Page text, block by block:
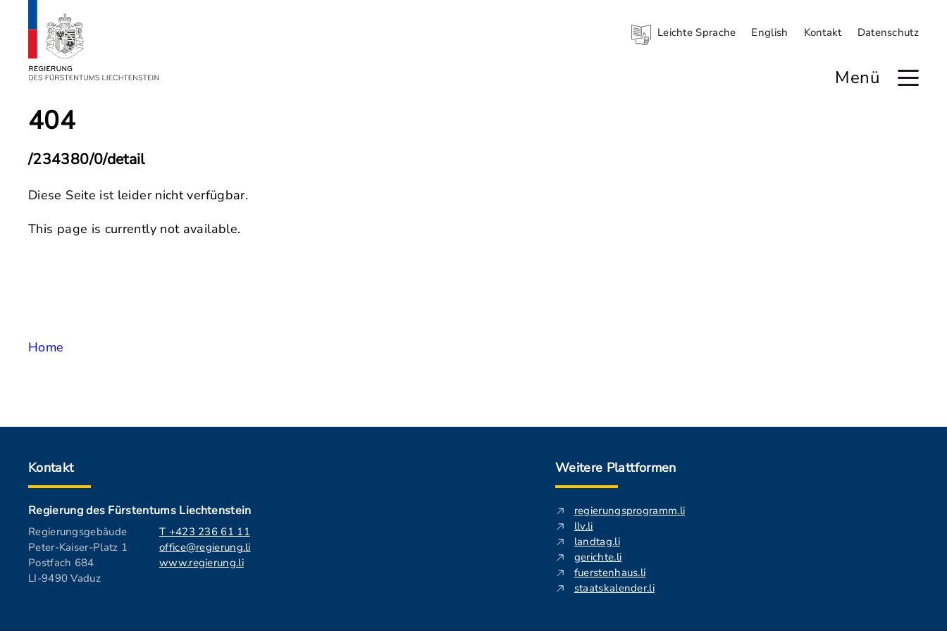
Leichte Sprache English Kontakt Datenschutz
Menü
404
/234380/0/detail
Diese Seite ist leider nicht verfügbar.
This page is currently not available.
Home
Kontakt
Regierung des Fürstentums Liechtenstein
Regierungsgebäude
Peter-Kaiser-Platz 1
Postfach 684
LI-9490 Vaduz
T +423 236 61 11
office@regierung.li
www.regierung.li
Weitere Plattformen
regierungsprogramm.li
llv.li
landtag.li
gerichte.li
fuerstenhaus.li
staatskalender.li